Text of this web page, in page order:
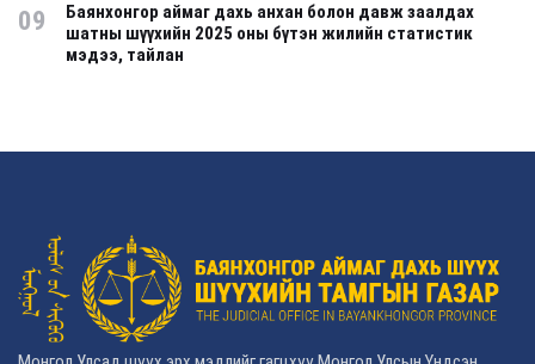
09
Баянхонгор аймаг дахь анхан болон давж заалдах
шатны шүүхийн 2025 оны бүтэн жилийн статистик
мэдээ, тайлан